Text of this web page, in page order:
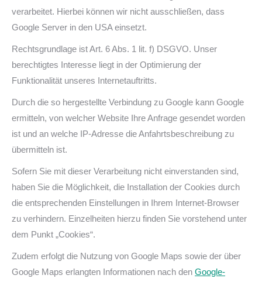
verarbeitet. Hierbei können wir nicht ausschließen, dass
Google Server in den USA einsetzt.
Rechtsgrundlage ist Art. 6 Abs. 1 lit. f) DSGVO. Unser
berechtigtes Interesse liegt in der Optimierung der
Funktionalität unseres Internetauftritts.
Durch die so hergestellte Verbindung zu Google kann Google
ermitteln, von welcher Website Ihre Anfrage gesendet worden
ist und an welche IP-Adresse die Anfahrtsbeschreibung zu
übermitteln ist.
Sofern Sie mit dieser Verarbeitung nicht einverstanden sind,
haben Sie die Möglichkeit, die Installation der Cookies durch
die entsprechenden Einstellungen in Ihrem Internet-Browser
zu verhindern. Einzelheiten hierzu finden Sie vorstehend unter
dem Punkt „Cookies“.
Zudem erfolgt die Nutzung von Google Maps sowie der über
Google Maps erlangten Informationen nach den Google-